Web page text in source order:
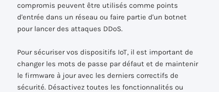
compromis peuvent être utilisés comme points
d'entrée dans un réseau ou faire partie d'un botnet
pour lancer des attaques DDoS.
Pour sécuriser vos dispositifs IoT, il est important de
changer les mots de passe par défaut et de maintenir
le firmware à jour avec les derniers correctifs de
sécurité. Désactivez toutes les fonctionnalités ou